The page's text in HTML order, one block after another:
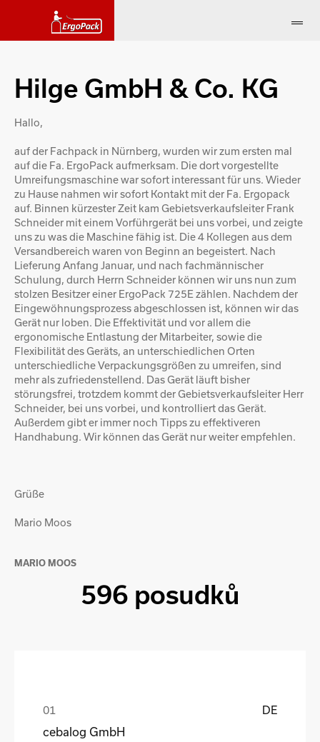
Hilge GmbH & Co. KG
Hallo,
auf der Fachpack in Nürnberg, wurden wir zum ersten mal
auf die Fa. ErgoPack aufmerksam. Die dort vorgestellte
Umreifungsmaschine war sofort interessant für uns. Wieder
zu Hause nahmen wir sofort Kontakt mit der Fa. Ergopack
auf. Binnen kürzester Zeit kam Gebietsverkaufsleiter Frank
Schneider mit einem Vorführgerät bei uns vorbei, und zeigte
uns zu was die Maschine fähig ist. Die 4 Kollegen aus dem
Versandbereich waren von Beginn an begeistert. Nach
Lieferung Anfang Januar, und nach fachmännischer
Schulung, durch Herrn Schneider können wir uns nun zum
stolzen Besitzer einer ErgoPack 725E zählen. Nachdem der
Eingewöhnungsprozess abgeschlossen ist, können wir das
Gerät nur loben. Die Effektivität und vor allem die
ergonomische Entlastung der Mitarbeiter, sowie die
Flexibilität des Geräts, an unterschiedlichen Orten
unterschiedliche Verpackungsgrößen zu umreifen, sind
mehr als zufriedenstellend. Das Gerät läuft bisher
störungsfrei, trotzdem kommt der Gebietsverkaufsleiter Herr
Schneider, bei uns vorbei, und kontrolliert das Gerät.
Außerdem gibt er immer noch Tipps zu effektiveren
Handhabung. Wir können das Gerät nur weiter empfehlen.
Grüße
Mario Moos
MARIO MOOS
596 posudků
DE
cebalog GmbH